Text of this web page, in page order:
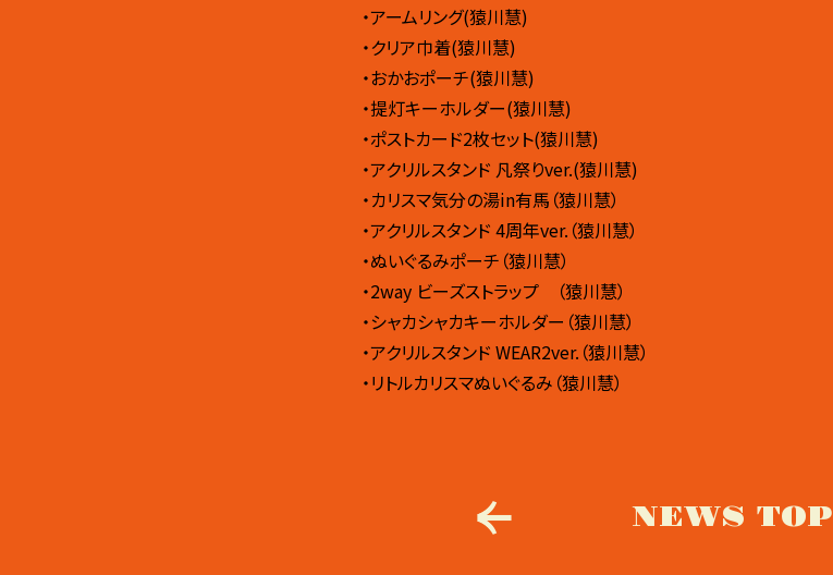
・アームリング(猿川慧)
・クリア巾着(猿川慧)
・おかおポーチ(猿川慧)
・提灯キーホルダー(猿川慧)
・ポストカード2枚セット(猿川慧)
・アクリルスタンド 凡祭りver.(猿川慧)
・カリスマ気分の湯in有馬（猿川慧）
・アクリルスタンド 4周年ver.（猿川慧）
・ぬいぐるみポーチ（猿川慧）
・2way ビーズストラップ （猿川慧）
・シャカシャカキーホルダー（猿川慧）
・アクリルスタンド WEAR2ver.（猿川慧）
・リトルカリスマぬいぐるみ（猿川慧）
NEWS TOP